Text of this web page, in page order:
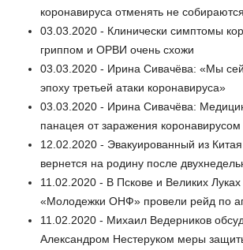
коронавируса отменять не собираются
03.03.2020 - Клинически симптомы
гриппом и ОРВИ очень схожи
03.03.2020 - Ирина Сивачёва: «Мы
эпоху третьей атаки коронавируса»
03.03.2020 - Ирина Сивачёва:
панацея от заражения коронавирусом
12.02.2020 - Эвакуированный из Китая
вернется на родину после
11.02.2020 - В Пскове и Великих Луках
«Молодежки ОНФ» провели рейд по
11.02.2020 - Михаил Ведерников
Александром Нестеруком меры